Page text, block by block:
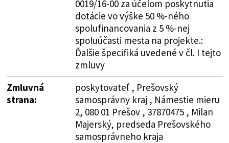
0019/16-00 za účelom poskytnutia
dotácie vo výške 50 %-ného
spolufinancovania z 5 %-nej
spoluúčasti mesta na projekte.:
Ďalšie špecifiká uvedené v čl. I tejto
zmluvy
Zmluvná
strana:
poskytovateľ , Prešovský
samosprávny kraj , Námestie mieru
2, 080 01 Prešov , 37870475 , Milan
Majerský, predseda Prešovského
samosprávneho kraja